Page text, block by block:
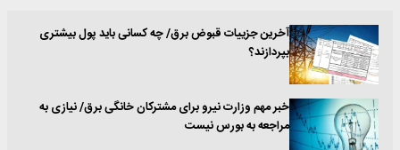
آخرین جزییات قبوض برق/ چه کسانی باید پول بیشتری
بپردازند؟
خبر مهم وزارت نیرو برای مشترکان خانگی برق/ نیازی به
مراجعه به بورس نیست